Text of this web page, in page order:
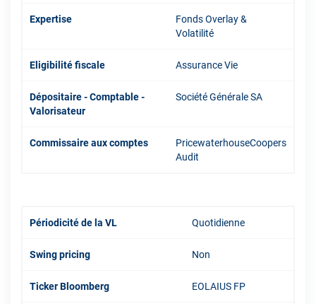
Expertise
Fonds Overlay &
Volatilité
Eligibilité fiscale Assurance Vie
Dépositaire - Comptable -
Valorisateur
Société Générale SA
Commissaire aux comptes
PricewaterhouseCoopers
Audit
Périodicité de la VL Quotidienne
Swing pricing Non
Ticker Bloomberg EOLAIUS FP